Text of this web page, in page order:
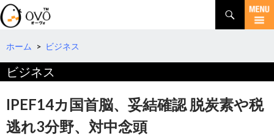
検
索
コ
テ
へ
移
動
ホーム > ビジネス
ビジネス
IPEF14カ国首脳、妥結確認 脱炭素や税
逃れ3分野、対中念頭